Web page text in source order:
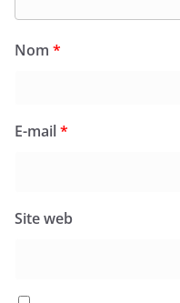
Nom *
E-mail*
Site web